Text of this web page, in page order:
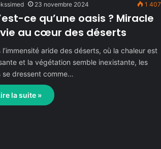
23 novembre 2024 1 407
ce qu’une oasis ? Miracle
au cœur des déserts
l’immensité aride des déserts, où la chaleur est
et la végétation semble inexistante, les
se dressent comme…
la suite »